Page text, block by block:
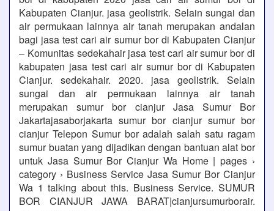
Kabupaten Cianjur. jasa geolistrik. Selain sungai dan
air permukaan lainnya air tanah merupakan andalan
bagi jasa test cari air sumur bor di Kabupaten Cianjur
– Komunitas sedekahair jasa test cari air sumur bor di
kabupaten jasa test cari air sumur bor di Kabupaten
Cianjur. sedekahair. 2020. jasa geolistrik. Selain
sungai dan air permukaan lainnya air tanah
merupakan sumur bor cianjur Jasa Sumur Bor
Jakartajasaborjakarta sumur bor cianjur sumur bor
cianjur Telepon Sumur bor adalah salah satu ragam
sumur buatan yang dijadikan dengan bantuan alat bor
untuk Jasa Sumur Bor Cianjur Wa Home | pages ›
category › Business Service Jasa Sumur Bor Cianjur
Wa 1 talking about this. Business Service. SUMUR
BOR CIANJUR JAWA BARAT|cianjursumurborair.